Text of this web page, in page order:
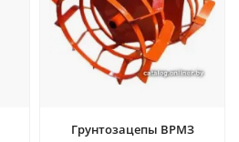
Грунтозацепы ВРМЗ